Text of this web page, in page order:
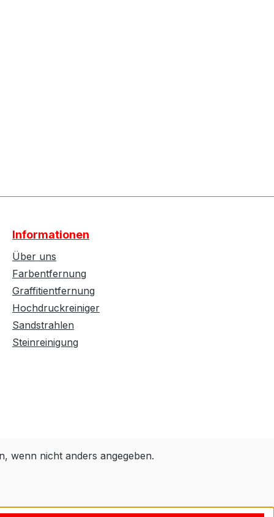
Informationen
Über uns
Farbentfernung
Graffitientfernung
Hochdruckreiniger
Sandstrahlen
Steinreinigung
wenn nicht anders angegeben.